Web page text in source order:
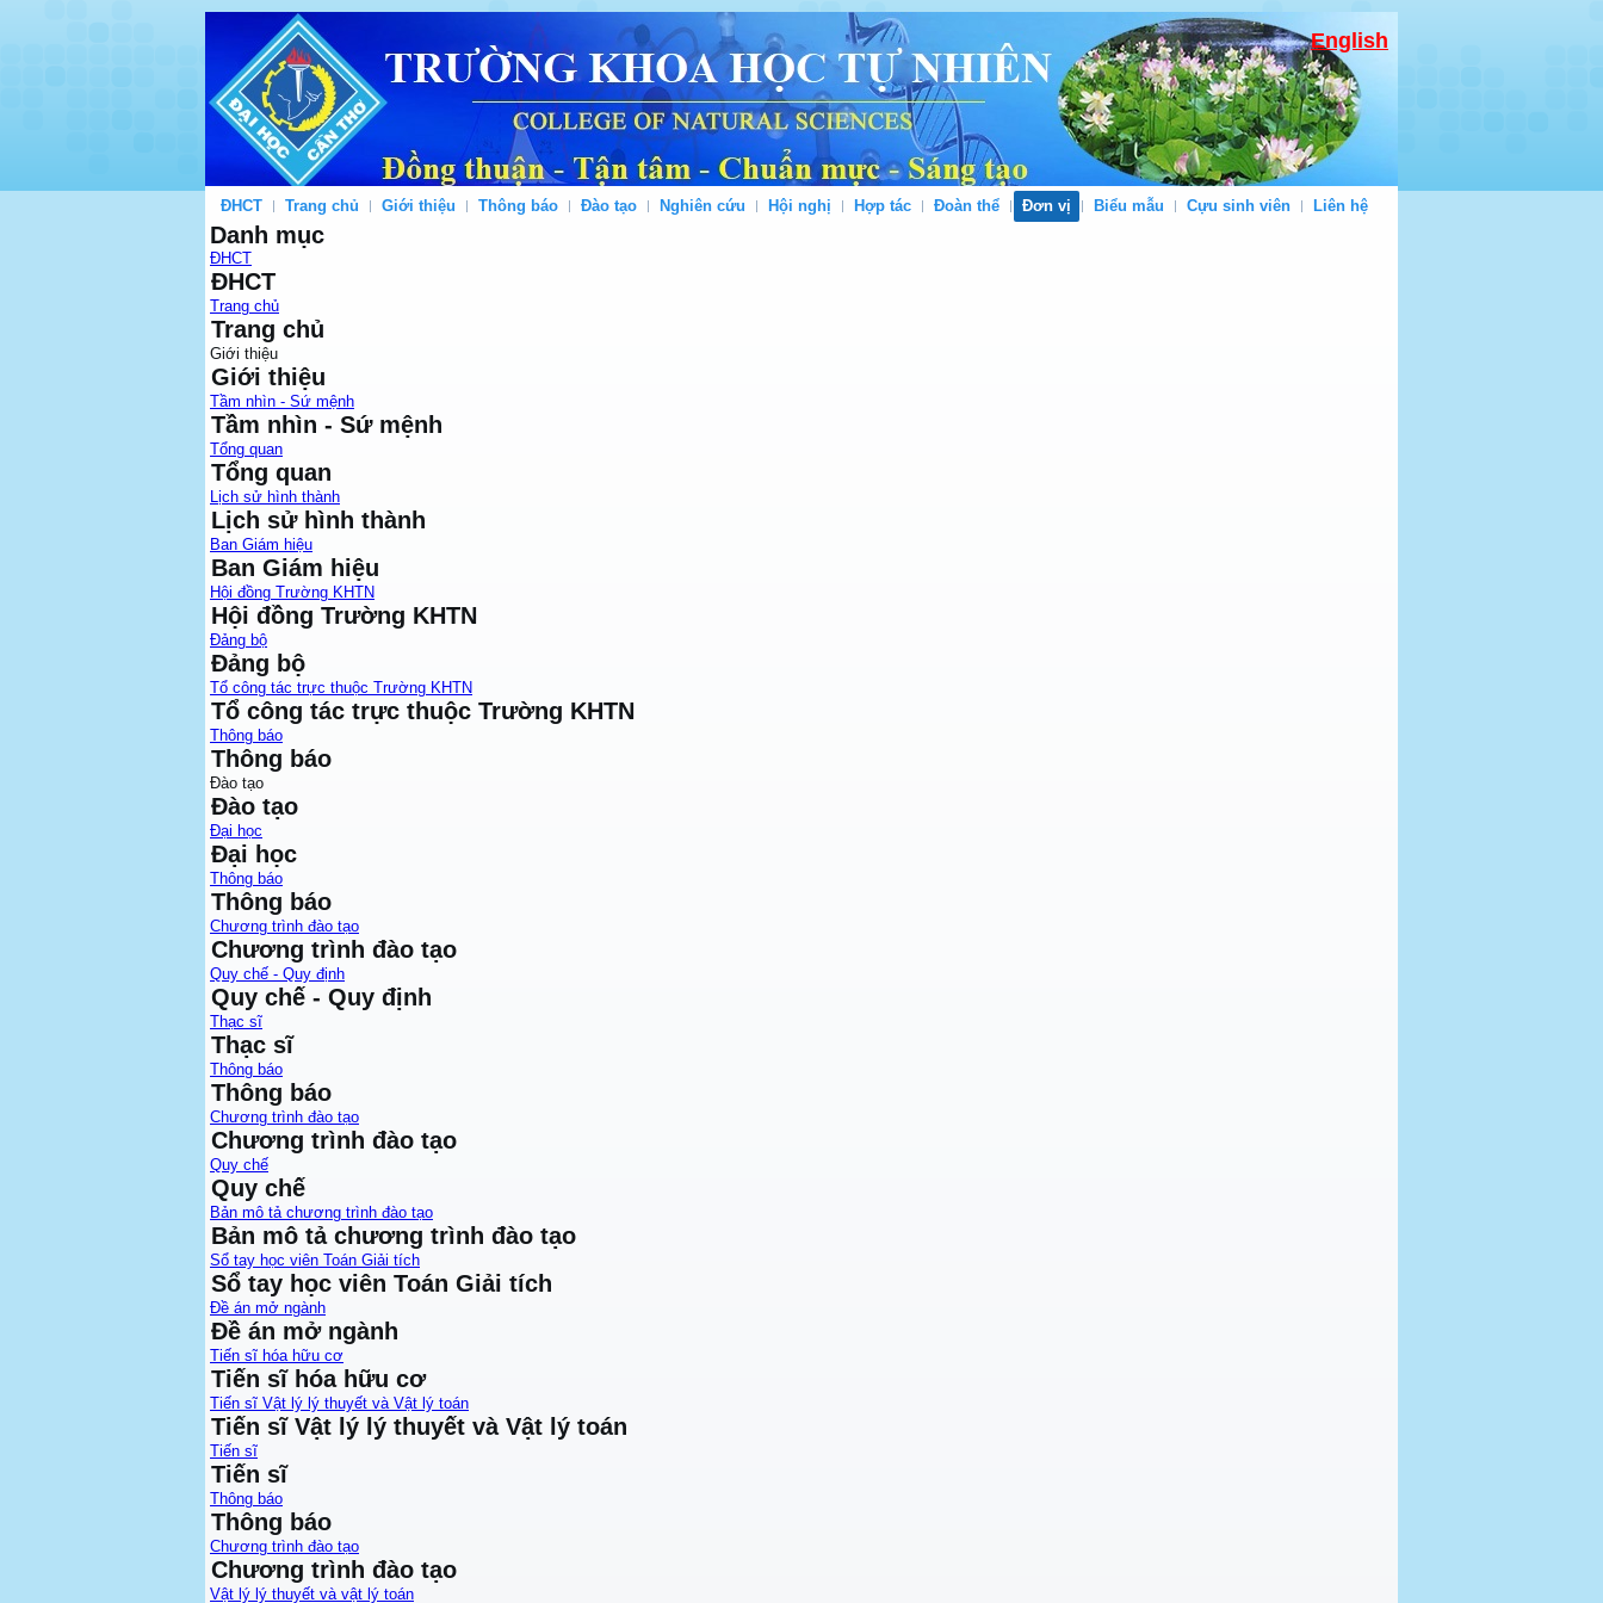
English
ĐHCT Trang chủ Giới thiệu Thông báo Đào tạo Nghiên cứu Hội nghị Hợp tác Đoàn thể Đơn vị Biểu mẫu Cựu sinh viên Liên hệ
Danh mục
ĐHCT
ĐHCT
Trang chủ
Trang chủ
Giới thiệu
Giới thiệu
Tầm nhìn - Sứ mệnh
Tầm nhìn - Sứ mệnh
Tổng quan
Tổng quan
Lịch sử hình thành
Lịch sử hình thành
Ban Giám hiệu
Ban Giám hiệu
Hội đồng Trường KHTN
Hội đồng Trường KHTN
Đảng bộ
Đảng bộ
Tổ công tác trực thuộc Trường KHTN
Tổ công tác trực thuộc Trường KHTN
Thông báo
Thông báo
Đào tạo
Đào tạo
Đại học
Đại học
Thông báo
Thông báo
Chương trình đào tạo
Chương trình đào tạo
Quy chế - Quy định
Quy chế - Quy định
Thạc sĩ
Thạc sĩ
Thông báo
Thông báo
Chương trình đào tạo
Chương trình đào tạo
Quy chế
Quy chế
Bản mô tả chương trình đào tạo
Bản mô tả chương trình đào tạo
Sổ tay học viên Toán Giải tích
Sổ tay học viên Toán Giải tích
Đề án mở ngành
Đề án mở ngành
Tiến sĩ hóa hữu cơ
Tiến sĩ hóa hữu cơ
Tiến sĩ Vật lý lý thuyết và Vật lý toán
Tiến sĩ Vật lý lý thuyết và Vật lý toán
Tiến sĩ
Tiến sĩ
Thông báo
Thông báo
Chương trình đào tạo
Chương trình đào tạo
Vật lý lý thuyết và vật lý toán